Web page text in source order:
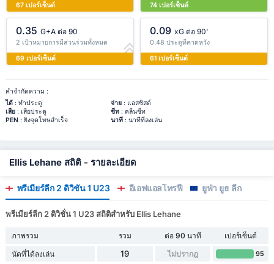
67 เปอร์เซ็นต์
74 เปอร์เซ็นต์
0.35 G+A ต่อ 90
2 เป้าหมายการมีส่วนร่วมทั้งหมด
69 เปอร์เซ็นต์
0.09 xG ต่อ 90'
0.48 ประตูที่คาดหวัง
61 เปอร์เซ็นต์
คำจำกัดความ :
ได้: ทำประตู จ่าย: แอสซิสต์
เสีย: เสียประตู ชีท: คลีนชีท
PEN: ยิงจุดโทษสำเร็จ นาที: นาทีที่ลงเล่น
Ellis Lehane สถิติ - รายละเอียด
พรีเมียร์ลีก 2 ดิวิชั่น 1 U23 อีเอฟแอลโทรฟี่ ยูฟ่า ยูธ ลีก
พรีเมียร์ลีก 2 ดิวิชั่น 1 U23 สถิติสำหรับ Ellis Lehane
ภาพรวม รวม ต่อ 90 นาที
เปอร์เซ็นต์
นัดที่ได้ลงเล่น
19 ไม่ปรากฎ 95